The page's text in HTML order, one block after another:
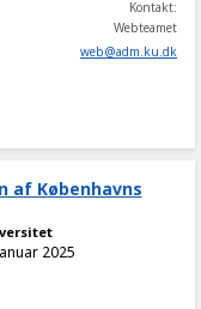
Kontakt:
Webteamet
web@adm.ku.dk
af Københavns
2025